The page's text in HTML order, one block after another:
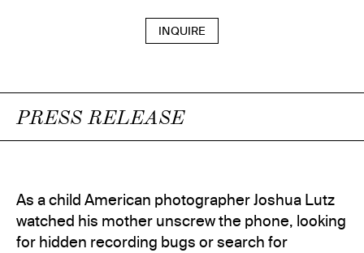
INQUIRE
PRESS RELEASE
As a child American photographer Joshua Lutz
watched his mother unscrew the phone, looking
for hidden recording bugs or search for